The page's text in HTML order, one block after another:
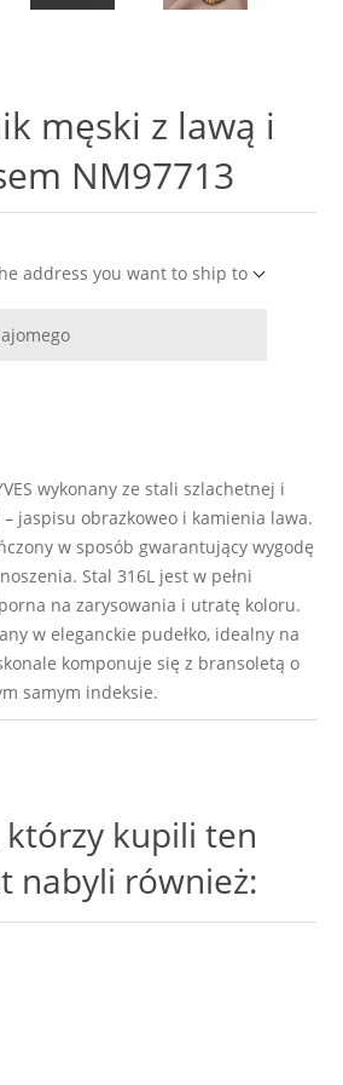
męski z lawą i
NM97713
address you want to ship to
wykonany ze stali szlachetnej i
jaspisu obrazkoweo i kamienia lawa.
w sposób gwarantujący wygodę
Stal 316L jest w pełni
na zarysowania i utratę koloru.
w eleganckie pudełko, idealny na
komponuje się z bransoletą o
samym indeksie.
którzy kupili ten
nabyli również: